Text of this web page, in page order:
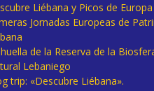
Liébana y Picos de Europa
Jornadas Europeas de
de la Reserva de la
Lebaniego
trip: «Descubre Liébana».